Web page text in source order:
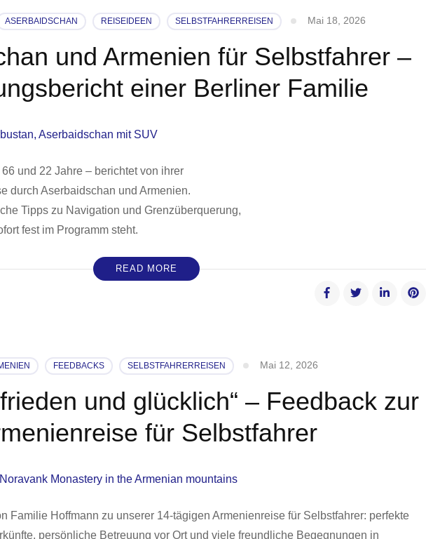
ASERBAIDSCHAN REISEIDEEN SELBSTFAHRERREISEN Mai 18, 2026
und Armenien für Selbstfahrer –
einer Berliner Familie
und 22 Jahre – berichtet von ihrer
durch Aserbaidschan und Armenien.
Tipps zu Navigation und Grenzüberquerung,
fest im Programm steht.
READ MORE
FEEDBACKS SELBSTFAHRERREISEN Mai 12, 2026
und glücklich“ – Feedback zur
für Selbstfahrer
Familie Hoffmann zu unserer 14-tägigen Armenienreise für Selbstfahrer: perfekte
persönliche Betreuung vor Ort und viele freundliche Begegnungen in